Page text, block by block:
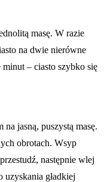
masę. W razie
na dwie nierówne
– ciasto szybko się
jasną, puszystą masę.
obrotach. Wsyp
następnie wlej
uzyskania gładkiej